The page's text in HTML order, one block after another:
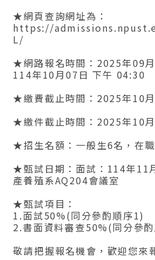
★網頁查詢網址為：
https://
L/
★網路報名時間：2025年09
114年10月07日 下午 04:30
★繳費截止時間：2025年10
★繳件截止時間：2025年10
★招生名額：一般生6名，在
★甄試日期：面試：114年11
產養殖系AQ204會議室
★甄試項目：
1.面試50%(同分參酌順序1)
2.書面資料審查50%(同分參
敬請把握報名機會，歡迎您來